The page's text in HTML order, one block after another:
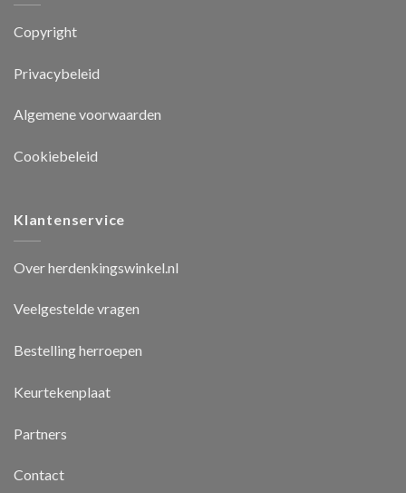
Copyright
Privacybeleid
Algemene voorwaarden
Cookiebeleid
Klantenservice
Over herdenkingswinkel.nl
Veelgestelde vragen
Bestelling herroepen
Keurtekenplaat
Partners
Contact